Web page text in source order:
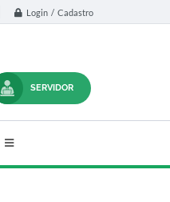
Login / Cadastro
SERVIDOR